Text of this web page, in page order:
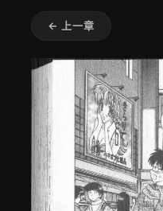
← 上一章